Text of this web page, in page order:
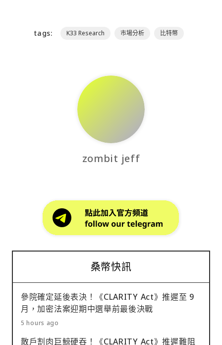
tags: K33 Research 市場分析 比特幣
zombit jeff
桑幣快訊
參院確定延後表決！《CLARITY Act》推遲至 9
月，加密法案迎期中選舉前最後決戰
5 hours ago
散戶割肉巨鯨硬吞！《CLARITY Act》推遲難阻